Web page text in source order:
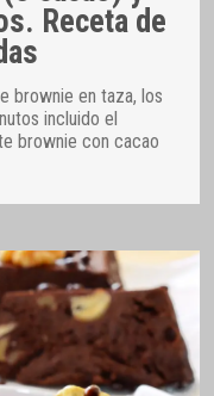
Receta de
brownie en taza, los
incluido el
brownie con cacao